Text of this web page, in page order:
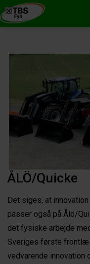
ÅLÖ/Quicke
Det siges, at
passer også på Ålö/
det fysiske arbejde
Sveriges første
vedvarende innovation